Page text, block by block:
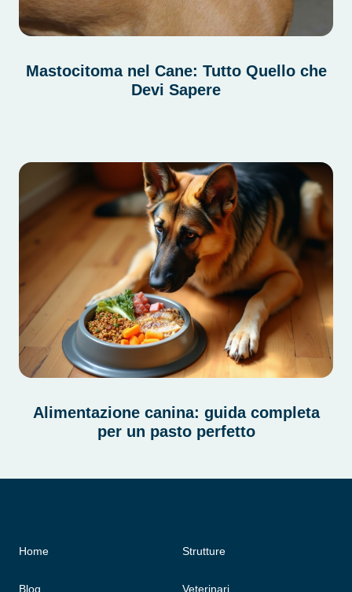
Mastocitoma nel Cane: Tutto Quello che
Devi Sapere
Alimentazione canina: guida completa
per un pasto perfetto
Home
Blog
Strutture
Veterinari